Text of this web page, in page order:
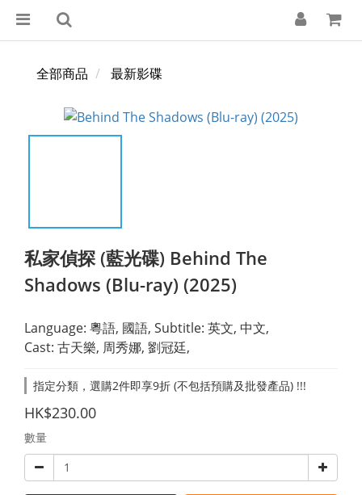
全部商品 最新影碟
私家偵探 (藍光碟) Behind The
Shadows (Blu-ray) (2025)
Language: 粵語, 國語, Subtitle: 英文, 中文,
Cast: 古天樂, 周秀娜, 劉冠廷,
指定分類，選購2件即享9折 (不包括預購及批發產品) !!!
HK$230.00
數量